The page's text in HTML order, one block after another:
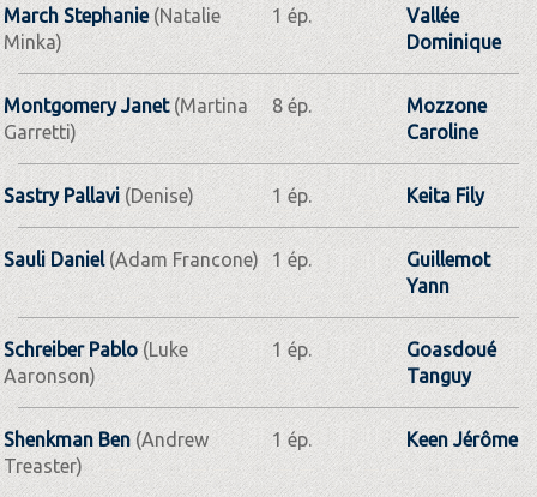
March Stephanie(Natalie
Minka)
1 ép.
Vallée
Dominique
Montgomery Janet(Martina
Garretti)
8 ép.
Mozzone
Caroline
Sastry Pallavi(Denise) 1 ép. Keita Fily
Sauli Daniel (Adam Francone) 1 ép.
Guillemot
Yann
Schreiber Pablo(Luke
Aaronson)
1 ép.
Goasdoué
Tanguy
Shenkman Ben (Andrew
Treaster)
1 ép. Keen Jérôme